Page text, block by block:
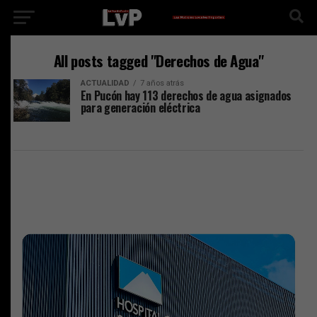
All posts tagged "Derechos de Agua"
ACTUALIDAD 7 años atrás
En Pucón hay 113 derechos de agua asignados
para generación eléctrica